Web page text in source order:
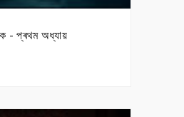
- প্ৰথম অধ্যায়